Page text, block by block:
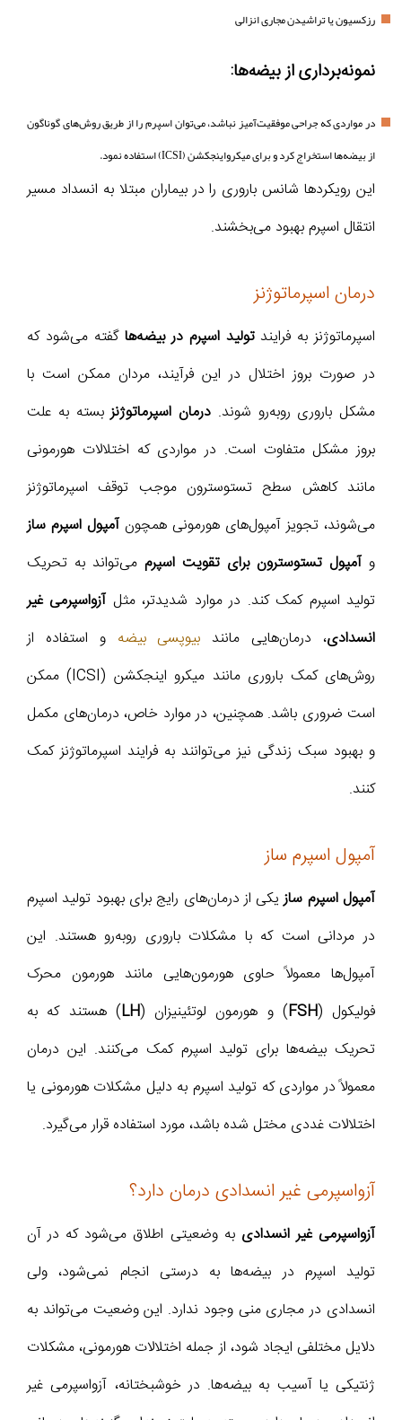
رزکسیون یا تراشیدن مجاری انزالی
نمونه‌برداری از بیضه‌ها:
در مواردی که جراحی موفقیت‌آمیز نباشد، می‌توان اسپرم را از طریق روش‌های گوناگون
از بیضه‌ها استخراج کرد و برای میکرواینجکشن (ICSI) استفاده نمود.
این رویکردها شانس باروری را در بیماران مبتلا به انسداد مسیر
انتقال اسپرم بهبود می‌بخشند.
درمان اسپرماتوژنز
اسپرماتوژنز به فرایندتولید اسپرم در بیضه‌هاگفته می‌شود که
در صورت بروز اختلال در این فرآیند، مردان ممکن است با
مشکل باروری روبه‌رو شوند. درمان اسپرماتوژنزبسته به علت
بروز مشکل متفاوت است. در مواردی که اختلالات هورمونی
مانند کاهش سطح تستوسترون موجب توقف اسپرماتوژنز
می‌شوند، تجویز آمپول‌های هورمونی همچونآمپول اسپرم ساز
وآمپول تستوسترون برای تقویت اسپرم می‌تواند به تحریک
تولید اسپرم کمک کند. در موارد شدیدتر، مثلآزواسپرمی غیر
انسدادی، درمان‌هایی مانند بیوپسی بیضه و استفاده از
روش‌های کمک باروری مانند میکرو اینجکشن (ICSI) ممکن
است ضروری باشد. همچنین، در موارد خاص، درمان‌های مکمل
و بهبود سبک زندگی نیز می‌توانند به فرایند اسپرماتوژنز کمک
کنند.
آمپول اسپرم ساز
آمپول اسپرم سازیکی از درمان‌های رایج برای بهبود تولید اسپرم
در مردانی است که با مشکلات باروری روبه‌رو هستند. این
آمپول‌ها معمولاً حاوی هورمون‌هایی مانند هورمون محرک
فولیکول (FSH) و هورمون لوتئینیزان (LH) هستند که به
تحریک بیضه‌ها برای تولید اسپرم کمک می‌کنند. این درمان
معمولاً در مواردی که تولید اسپرم به دلیل مشکلات هورمونی یا
اختلالات غددی مختل شده باشد، مورد استفاده قرار می‌گیرد.
آزواسپرمی غیر انسدادی درمان دارد؟
آزواسپرمی غیر انسدادی به وضعیتی اطلاق می‌شود که در آن
تولید اسپرم در بیضه‌ها به درستی انجام نمی‌شود، ولی
انسدادی در مجاری منی وجود ندارد. این وضعیت می‌تواند به
دلایل مختلفی ایجاد شود، از جمله اختلالات هورمونی، مشکلات
ژنتیکی یا آسیب به بیضه‌ها. در خوشبختانه، آزواسپرمی غیر